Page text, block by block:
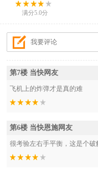
满分5.0分
第7楼 当快网友
飞机上的炸弹才是真的难
第6楼 当快恩施网友
很考验左右手平衡，这是个破